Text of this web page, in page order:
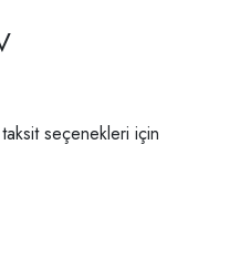
seçenekleri için